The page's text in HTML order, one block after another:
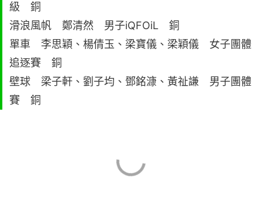
級 銅
滑浪風帆 鄭清然 男子iQFOiL 銅
單車 李思穎、楊倩玉、梁寶儀、梁穎儀 女子團體
追逐賽 銅
壁球 梁子軒、劉子均、鄧銘漮、黃祉謙 男子團體
賽 銅